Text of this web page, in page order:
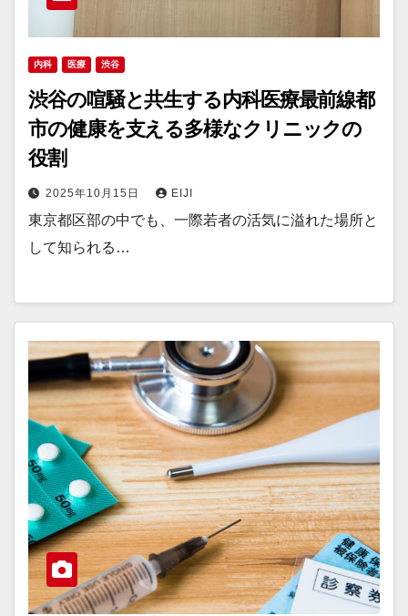
内科 医療 渋谷
渋谷の喧騒と共生する内科医療最前線都
市の健康を支える多様なクリニックの
役割
2025年10月15日 EIJI
東京都区部の中でも、一際若者の活気に溢れた場所と
して知られる…